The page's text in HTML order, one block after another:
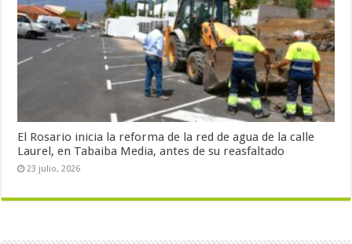
El Rosario inicia la reforma de la red de agua de la calle
Laurel, en Tabaiba Media, antes de su reasfaltado
23 julio, 2026